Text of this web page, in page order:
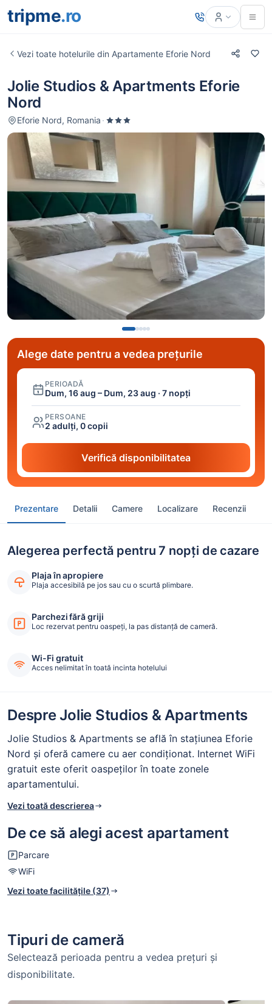
tripme.ro
Alege date pentru a vedea prețurile
PERIOADĂ
Dum, 16 aug – Dum, 23 aug · 7 nopți
PERSOANE
2 adulți, 0 copii
Verifică disponibilitatea
Vezi toate hotelurile din Apartamente Eforie Nord
Prezentare Detalii Camere Localizare Recenzii
Jolie Studios & Apartments Eforie
Nord
Eforie Nord, Romania ·
Alegerea perfectă pentru 7 nopți de cazare
Plaja în apropiere
Plaja accesibilă pe jos sau cu o scurtă plimbare.
Parchezi fără griji
Loc rezervat pentru oaspeți, la pas distanță de cameră.
Wi-Fi gratuit
Acces nelimitat în toată incinta hotelului
Despre Jolie Studios & Apartments
Jolie Studios & Apartments se află în stațiunea Eforie
Nord și oferă camere cu aer condiţionat. Internet WiFi
gratuit este oferit oaspeților în toate zonele
apartamentului.
Vezi toată descrierea
De ce să alegi acest apartament
Parcare
WiFi
Vezi toate facilitățile (37)
Tipuri de cameră
Selectează perioada pentru a vedea prețuri și
disponibilitate.